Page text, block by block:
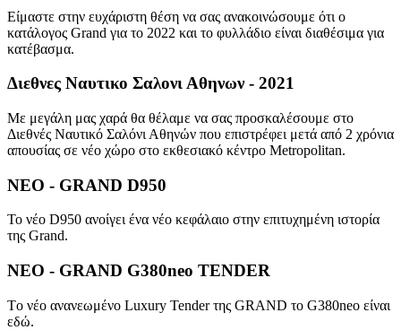
Είμαστε στην ευχάριστη θέση να σας ανακοινώσουμε ότι ο
κατάλογος Grand για το 2022 και το φυλλάδιο είναι διαθέσιμα για
κατέβασμα.
Διεθνες Ναυτικο Σαλονι Αθηνων - 2021
Mε μεγάλη μας χαρά θα θέλαμε να σας προσκαλέσουμε στο
Διεθνές Ναυτικό Σαλόνι Αθηνών που επιστρέφει μετά από 2 χρόνια
απουσίας σε νέο χώρο στο εκθεσιακό κέντρο Metropolitan.
NEO - GRAND D950
To νέο D950 ανοίγει ένα νέο κεφάλαιο στην επιτυχημένη ιστορία
της Grand.
NEO - GRAND G380neo TENDER
Tο νέο ανανεωμένο Luxury Tender της GRAND το G380neo είναι
εδώ.